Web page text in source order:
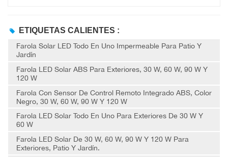
ETIQUETAS CALIENTES :
Farola Solar LED Todo En Uno Impermeable Para Patio Y
Jardín
Farola LED Solar ABS Para Exteriores, 30 W, 60 W, 90 W Y
120 W
Farola Con Sensor De Control Remoto Integrado ABS, Color
Negro, 30 W, 60 W, 90 W Y 120 W
Farola LED Solar Todo En Uno Para Exteriores De 30 W Y
60 W
Farola LED Solar De 30 W, 60 W, 90 W Y 120 W Para
Exteriores, Patio Y Jardín.